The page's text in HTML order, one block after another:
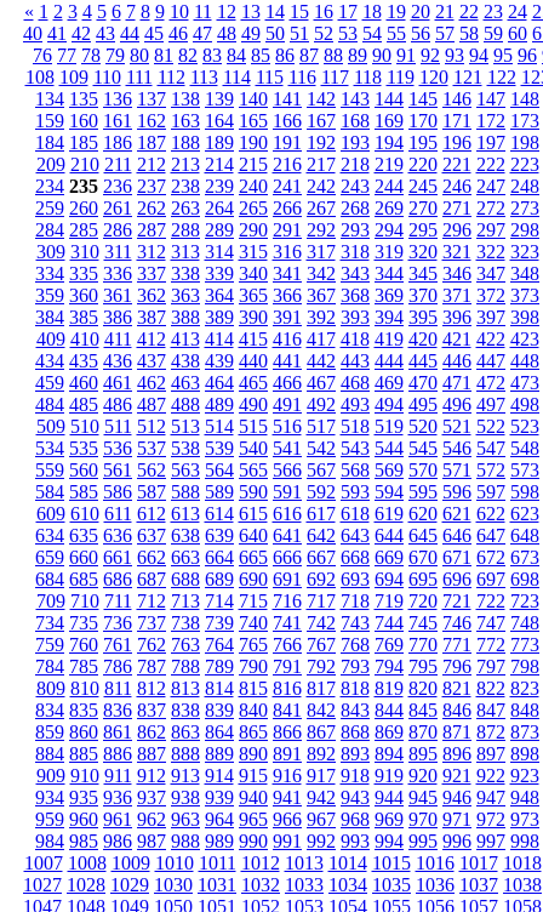
« 1 2 3 4 5 6 7 8 9 10 11 12 13 14 15 16 17 18 19 20 21 22 23 24
40 41 42 43 44 45 46 47 48 49 50 51 52 53 54 55 56 57 58 59 60
76 77 78 79 80 81 82 83 84 85 86 87 88 89 90 91 92 93 94 95 96
108 109 110 111 112 113 114 115 116 117 118 119 120 121 122
134 135 136 137 138 139 140 141 142 143 144 145 146 147 148
159 160 161 162 163 164 165 166 167 168 169 170 171 172 173
184 185 186 187 188 189 190 191 192 193 194 195 196 197 198
209 210 211 212 213 214 215 216 217 218 219 220 221 222 223
234 235 236 237 238 239 240 241 242 243 244 245 246 247 248
259 260 261 262 263 264 265 266 267 268 269 270 271 272 273
284 285 286 287 288 289 290 291 292 293 294 295 296 297 298
309 310 311 312 313 314 315 316 317 318 319 320 321 322 323
334 335 336 337 338 339 340 341 342 343 344 345 346 347 348
359 360 361 362 363 364 365 366 367 368 369 370 371 372 373
384 385 386 387 388 389 390 391 392 393 394 395 396 397 398
409 410 411 412 413 414 415 416 417 418 419 420 421 422 423
434 435 436 437 438 439 440 441 442 443 444 445 446 447 448
459 460 461 462 463 464 465 466 467 468 469 470 471 472 473
484 485 486 487 488 489 490 491 492 493 494 495 496 497 498
509 510 511 512 513 514 515 516 517 518 519 520 521 522 523
534 535 536 537 538 539 540 541 542 543 544 545 546 547 548
559 560 561 562 563 564 565 566 567 568 569 570 571 572 573
584 585 586 587 588 589 590 591 592 593 594 595 596 597 598
609 610 611 612 613 614 615 616 617 618 619 620 621 622 623
634 635 636 637 638 639 640 641 642 643 644 645 646 647 648
659 660 661 662 663 664 665 666 667 668 669 670 671 672 673
684 685 686 687 688 689 690 691 692 693 694 695 696 697 698
709 710 711 712 713 714 715 716 717 718 719 720 721 722 723
734 735 736 737 738 739 740 741 742 743 744 745 746 747 748
759 760 761 762 763 764 765 766 767 768 769 770 771 772 773
784 785 786 787 788 789 790 791 792 793 794 795 796 797 798
809 810 811 812 813 814 815 816 817 818 819 820 821 822 823
834 835 836 837 838 839 840 841 842 843 844 845 846 847 848
859 860 861 862 863 864 865 866 867 868 869 870 871 872 873
884 885 886 887 888 889 890 891 892 893 894 895 896 897 898
909 910 911 912 913 914 915 916 917 918 919 920 921 922 923
934 935 936 937 938 939 940 941 942 943 944 945 946 947 948
959 960 961 962 963 964 965 966 967 968 969 970 971 972 973
984 985 986 987 988 989 990 991 992 993 994 995 996 997 998
1007 1008 1009 1010 1011 1012 1013 1014 1015 1016 1017 1018
1027 1028 1029 1030 1031 1032 1033 1034 1035 1036 1037 1038
1047 1048 1049 1050 1051 1052 1053 1054 1055 1056 1057 1058